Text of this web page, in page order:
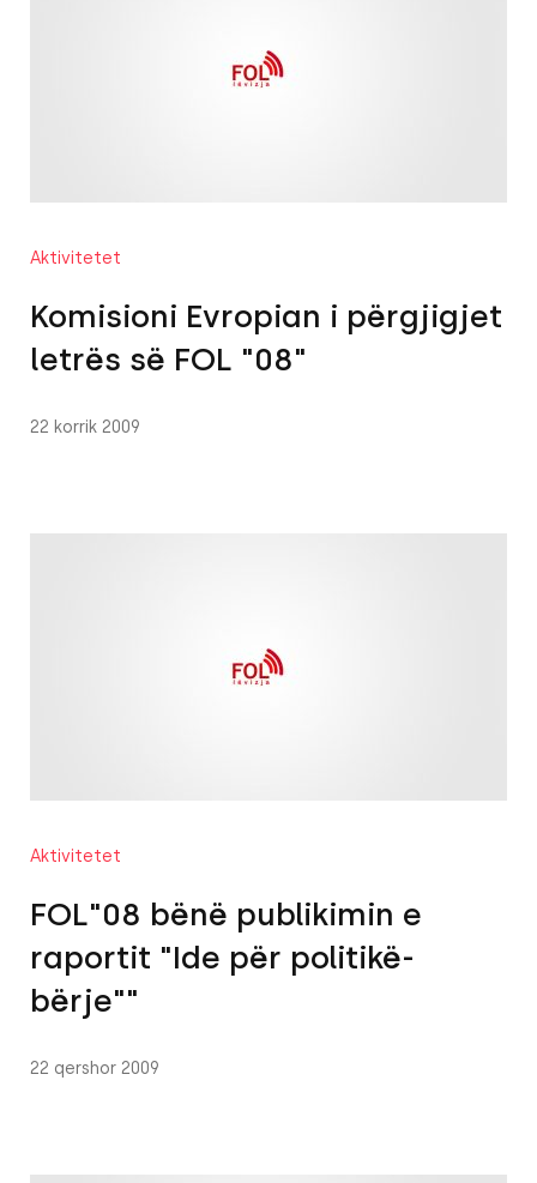
Aktivitetet
Komisioni Evropian i përgjigjet
letrës së FOL "08"
22 korrik 2009
Aktivitetet
FOL"08 bënë publikimin e
raportit "Ide për politikë-
bërje""
22 qershor 2009